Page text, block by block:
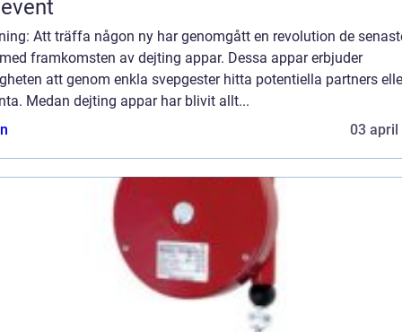
Att träffa någon ny har genomgått en revolution de
framkomsten av dejting appar. Dessa appar erbjuder
att genom enkla svepgester hitta potentiella partners
Medan dejting appar har blivit allt...
03 april